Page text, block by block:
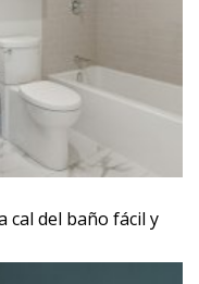
cal del baño fácil y